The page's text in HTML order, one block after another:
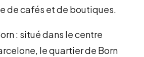
de cafés et de boutiques.
: situé dans le centre
le quartier de Born